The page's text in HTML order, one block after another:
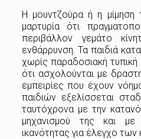
Η μουντζούρα ή η μίμηση
μαρτυρία ότι
περιβάλλον γεμάτο
ενθάρρυνση. Τα παιδιά
χωρίς παραδοσιακή
ότι ασχολούνται με
εμπειρίες που έχουν
παιδιών εξελίσσεται
ταυτόχρονα με την
μηχανισμού της και με
ικανότητας για έλεγχο των